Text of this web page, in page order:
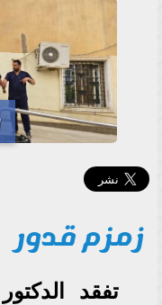
زمزم قدور
تفقد